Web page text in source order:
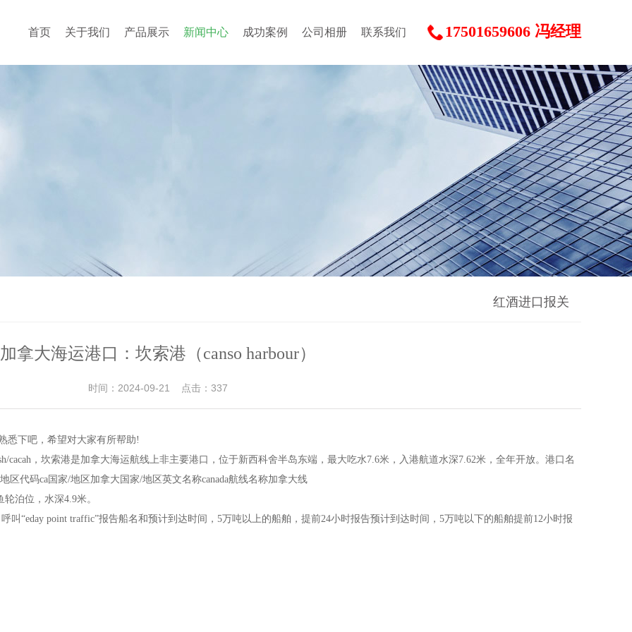
17501659606 冯经理
首页 关于我们 产品展示 新闻中心 成功案例 公司相册 联系我们
红酒进口报关
加拿大海运港口：坎索港（canso harbour）
时间：2024-09-21 点击：337
悉下吧，希望对大家有所帮助!
cacah，坎索港是加拿大海运航线上非主要港口，位于新西科舍半岛东端，最大吃水7.6米，入港航道水深7.62米，全年开放。港口名
区代码ca国家/地区加拿大国家/地区英文名称canada航线名称加拿大线
泊位，水深4.9米。
叫“eday point traffic”报告船名和预计到达时间，5万吨以上的船舶，提前24小时报告预计到达时间，5万吨以下的船舶提前12小时报